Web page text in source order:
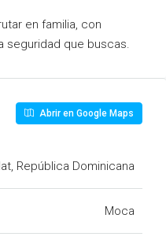
en familia, con
seguridad que buscas.
Abrir en Google Maps
República Dominicana
Moca